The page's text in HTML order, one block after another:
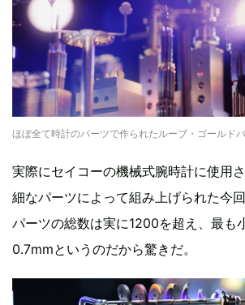
ほぼ全て時計のパーツで作られたルーブ・ゴールド
実際にセイコーの機械式腕時計に使用
細なパーツによって組み上げられた今
パーツの総数は実に1200を超え、最も
0.7mmというのだから驚きだ。